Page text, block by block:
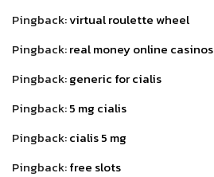
Pingback:virtual roulette wheel
Pingback:real money online casinos
Pingback:generic for cialis
Pingback:5 mg cialis
Pingback:cialis 5 mg
Pingback:free slots